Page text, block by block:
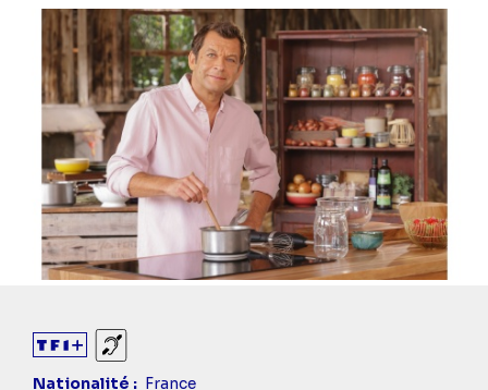
Sourds et malentendants
Nationalité
France